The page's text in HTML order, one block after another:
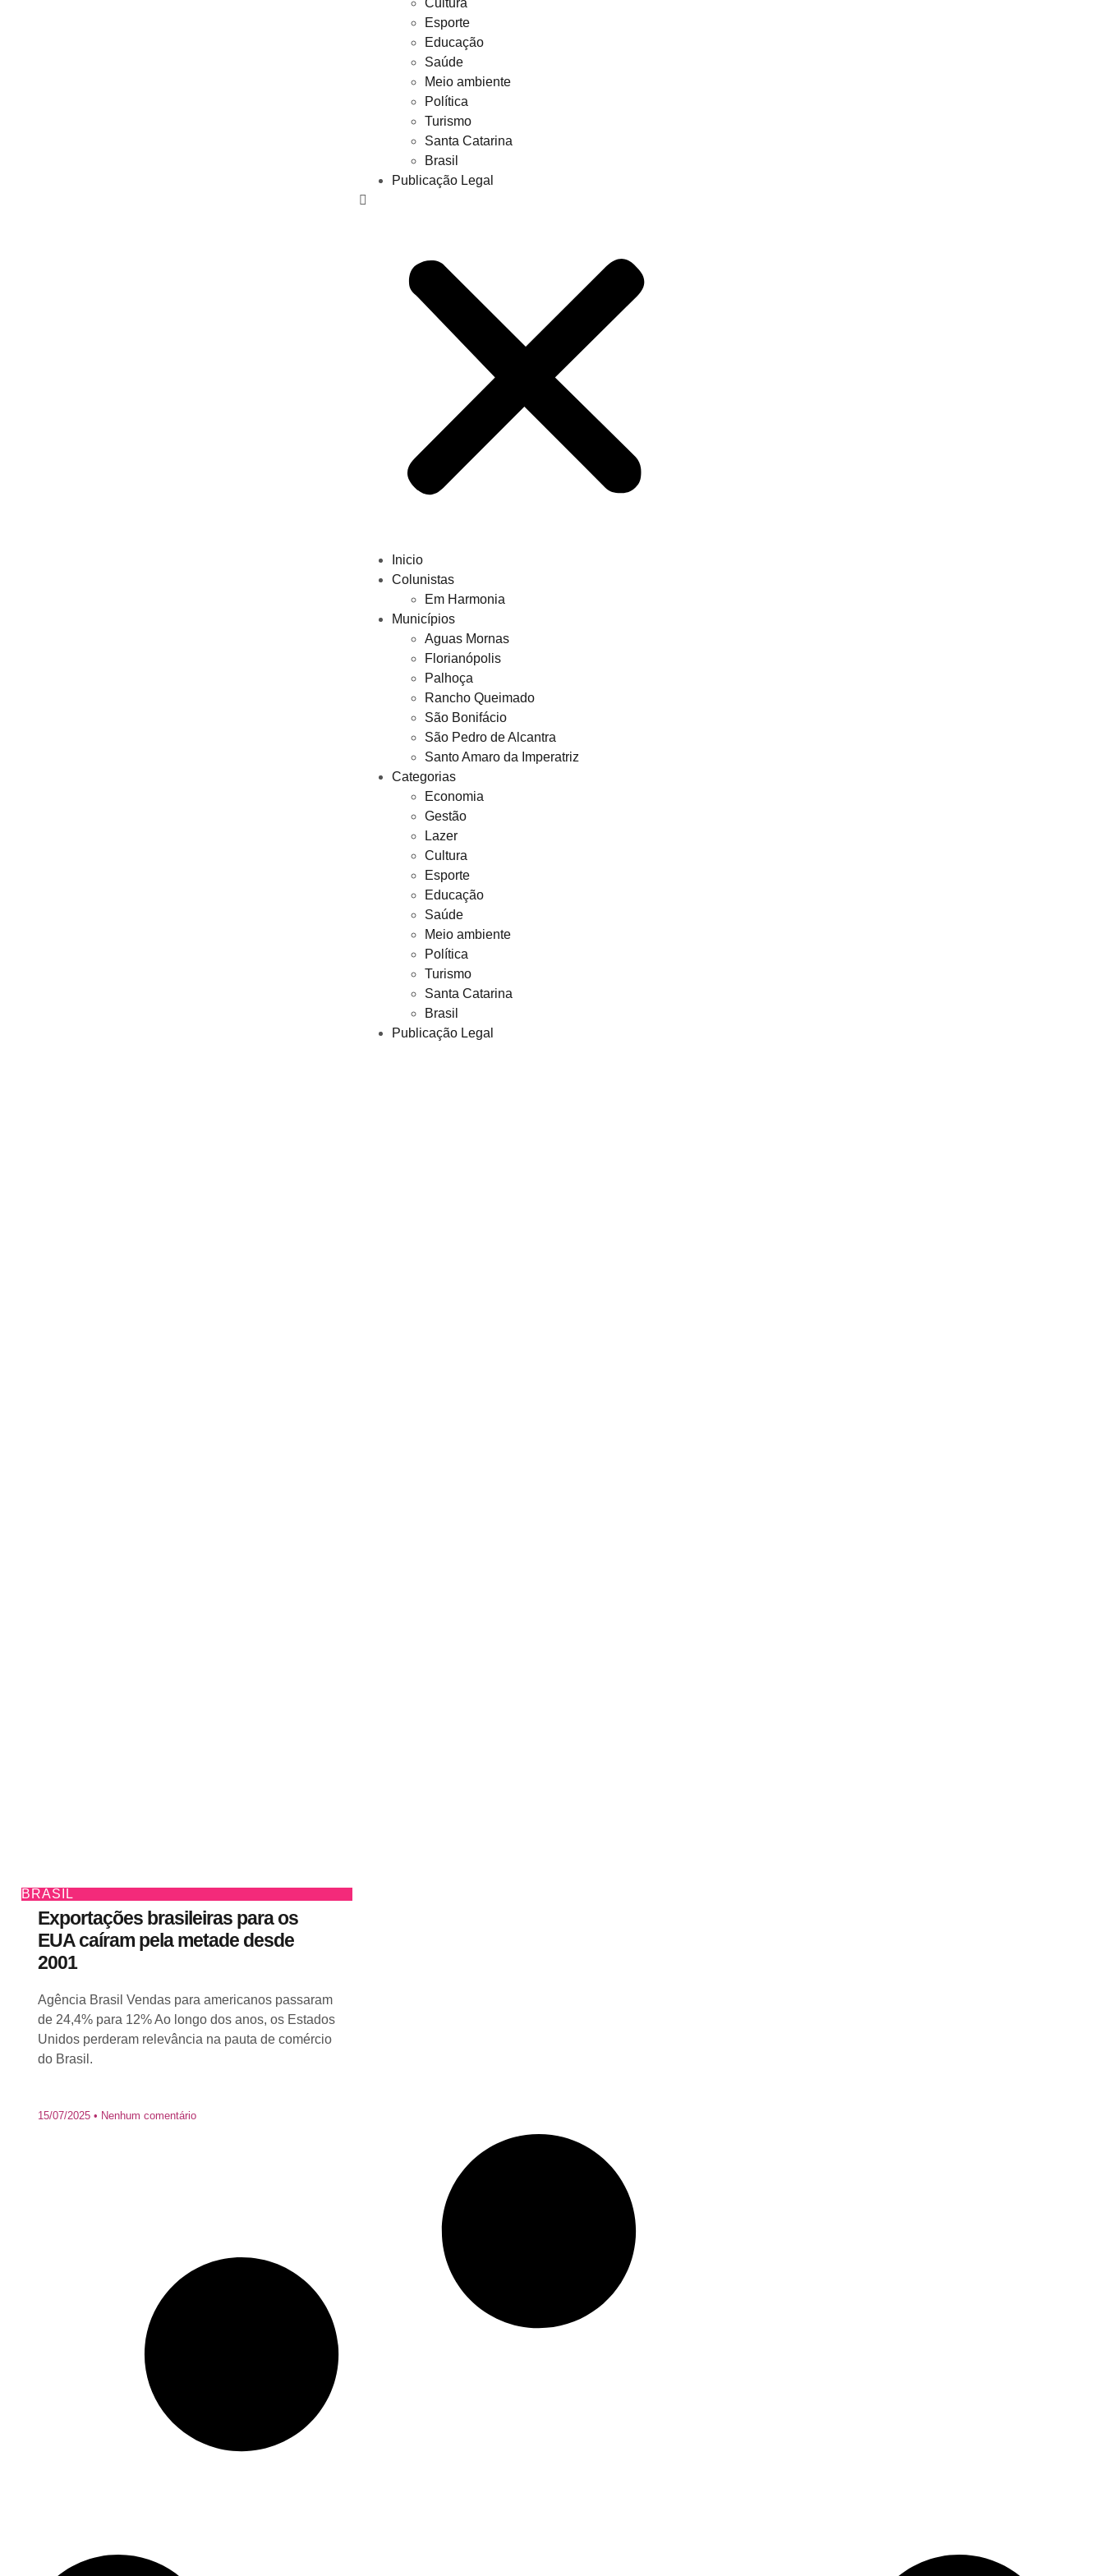
Cultura
Esporte
Educação
Saúde
Meio ambiente
Política
Turismo
Santa Catarina
Brasil
Publicação Legal
Inicio
Colunistas
Em Harmonia
Municípios
Aguas Mornas
Florianópolis
Palhoça
Rancho Queimado
São Bonifácio
São Pedro de Alcantra
Santo Amaro da Imperatriz
Categorias
Economia
Gestão
Lazer
Cultura
Esporte
Educação
Saúde
Meio ambiente
Política
Turismo
Santa Catarina
Brasil
Publicação Legal
BRASIL
Exportações brasileiras para os
EUA caíram pela metade desde
2001
Agência Brasil Vendas para americanos passaram
de 24,4% para 12% Ao longo dos anos, os Estados
Unidos perderam relevância na pauta de comércio
do Brasil.
15/07/2025 Nenhum comentário